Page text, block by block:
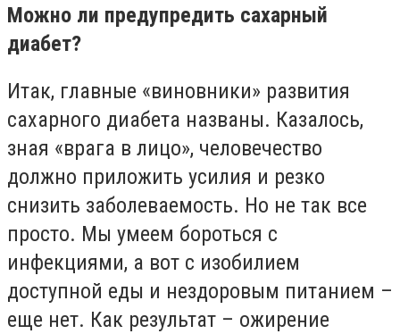
Можно ли предупредить сахарный
диабет?
Итак, главные «виновники» развития
сахарного диабета названы. Казалось,
зная «врага в лицо», человечество
должно приложить усилия и резко
снизить заболеваемость. Но не так все
просто. Мы умеем бороться с
инфекциями, а вот с изобилием
доступной еды и нездоровым питанием –
еще нет. Как результат – ожирение